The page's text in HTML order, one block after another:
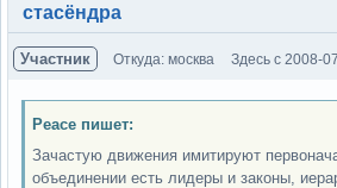
Вне форума
стасёндра
Участник Откуда: москва Здесь с 2008-
Peace пишет:
Зачастую движения имитируют
объединении есть лидеры и законы,